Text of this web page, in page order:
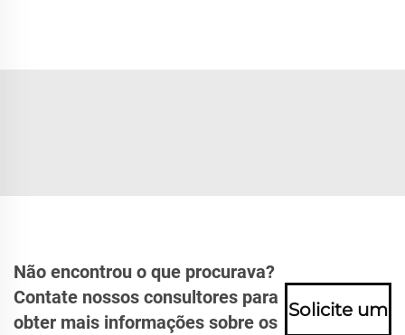
Não encontrou o que procurava?
Contate nossos consultores para
obter mais informações sobre os
Solicite um